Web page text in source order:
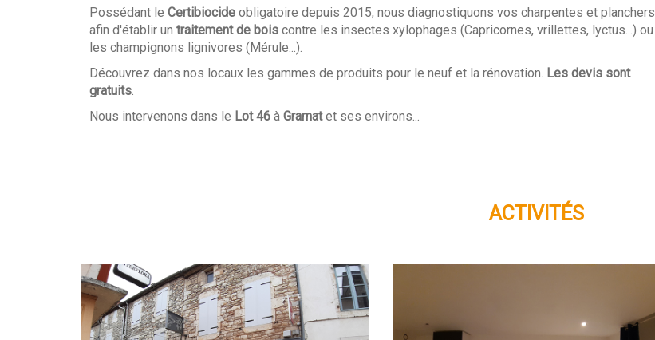
Possédant le Certibiocide obligatoire depuis 2015, nous diagnostiquons vos charpentes et planchers
afin d'établir un traitement de bois contre les insectes xylophages (Capricornes, vrillettes, lyctus...) ou
les champignons lignivores (Mérule...).
Découvrez dans nos locaux les gammes de produits pour le neuf et la rénovation Les devis sont
gratuits
Nous intervenons dans le Lot 46 à Gramatet ses environs...
ACTIVITÉS